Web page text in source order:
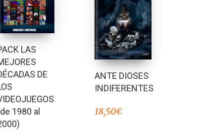
LAS
DE
1980 al
ANTE DIOSES
INDIFERENTES
18,50€